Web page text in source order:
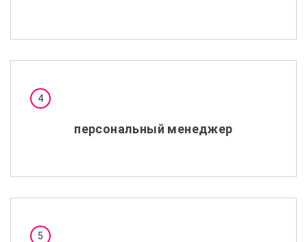
персональный менеджер